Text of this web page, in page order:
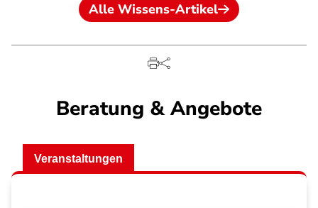
Alle Wissens-Artikel
Beratung & Angebote
Veranstaltungen